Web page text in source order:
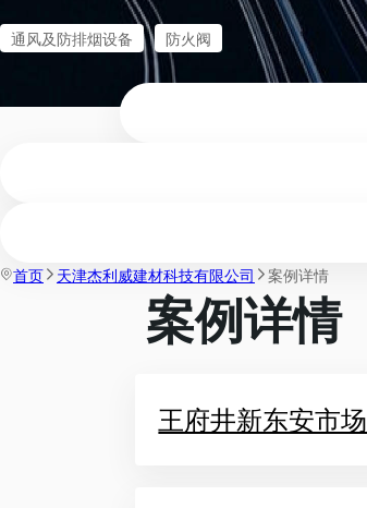
通风及防排烟设备 防火阀
首页
天津杰利威建材科技有限公司 案例详情
案例详情
王府井新东安市场